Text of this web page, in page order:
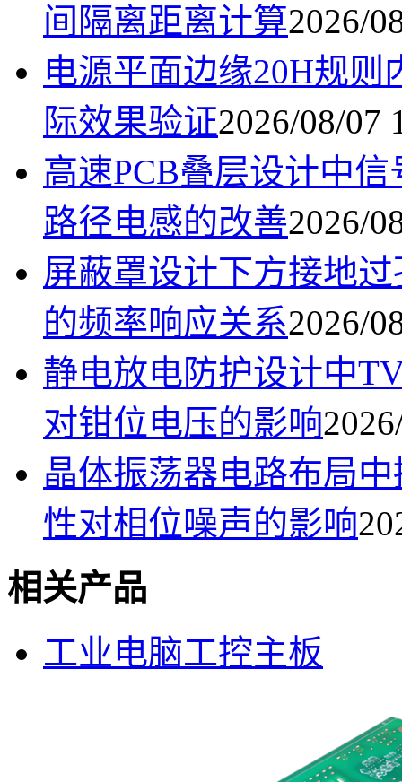
间隔离距离计算2026/
电源平面边缘20H规
际效果验证2026/08/07
高速PCB叠层设计中
路径电感的改善2026/
屏蔽罩设计下方接地
的频率响应关系2026/
静电放电防护设计中
对钳位电压的影响
晶体振荡器电路布局
性对相位噪声的影响
相关产品
工业电脑工控主板